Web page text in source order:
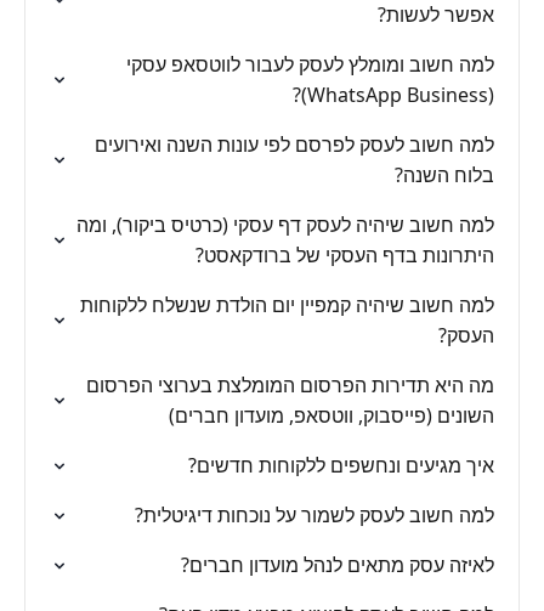
אפשר לעשות?
למה חשוב ומומלץ לעסק לעבור לווטסאפ עסקי
(WhatsApp Business)?
למה חשוב לעסק לפרסם לפי עונות השנה ואירועים
בלוח השנה?
למה חשוב שיהיה לעסק דף עסקי (כרטיס ביקור), ומה
היתרונות בדף העסקי של ברודקאסט?
למה חשוב שיהיה קמפיין יום הולדת שנשלח ללקוחות
העסק?
מה היא תדירות הפרסום המומלצת בערוצי הפרסום
השונים (פייסבוק, ווטסאפ, מועדון חברים)
איך מגיעים ונחשפים ללקוחות חדשים?
למה חשוב לעסק לשמור על נוכחות דיגיטלית?
לאיזה עסק מתאים לנהל מועדון חברים?